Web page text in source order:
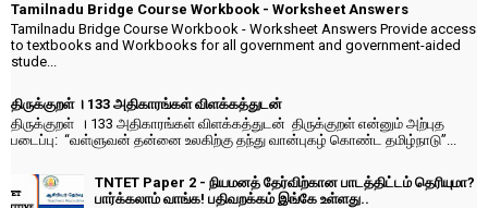
Tamilnadu Bridge Course Workbook - Worksheet Answers
Tamilnadu Bridge Course Workbook - Worksheet Answers Provide access
to textbooks and Workbooks for all government and government-aided
stude...
திருக்குறள் । 133 அதிகாரங்கள் விளக்கத்துடன்
திருக்குறள் । 133 அதிகாரங்கள் விளக்கத்துடன் திருக்குறள் என்னும் அற்புத
படைப்பு: “வள்ளுவன் தன்னை உலகிற்கு தந்து வான்புகழ் கொண்ட தமிழ்நாடு”...
TNTET Paper 2 - நியமனத் தேர்விற்கான பாடத்திட்டம் தெரியுமா?
பார்க்கலாம் வாங்க! பதிவறக்கம் இங்கே உள்ளது..